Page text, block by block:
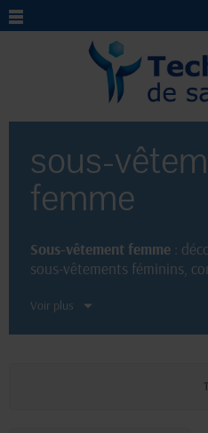
sous-
femme
Sous-vêtement femme :
sous-vêtements féminins,
classiques
répondre à toutes vos
Voir plus